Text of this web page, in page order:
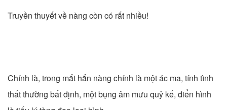
Truyền thuyết về nàng còn có rất nhiều!
Chính là, trong mắt hắn nàng chính là một ác ma, tính tình
thất thường bất định, một bụng âm mưu quỷ kế, điển hình